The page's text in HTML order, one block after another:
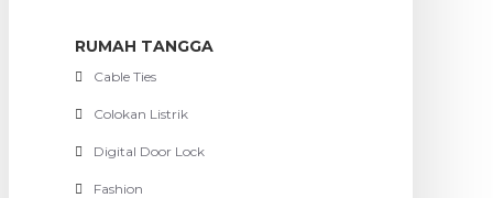
RUMAH TANGGA
Cable Ties
Colokan Listrik
Digital Door Lock
Fashion